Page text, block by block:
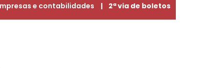
e contabilidades | 2ª via de boletos